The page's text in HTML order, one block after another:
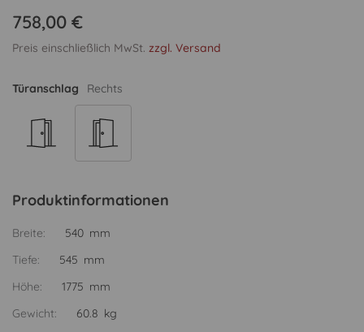
758,00 €
Preis einschließlich MwSt. zzgl. Versand
Türanschlag Rechts
Produktinformationen
Breite:
540 mm
Tiefe:
545 mm
Höhe:
1775 mm
Gewicht:
60.8 kg